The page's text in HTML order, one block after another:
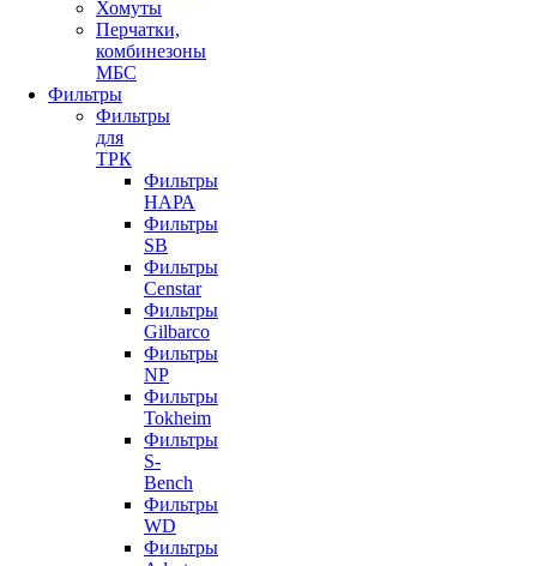
Хомуты
Перчатки,
комбинезоны
МБС
Фильтры
Фильтры
для
ТРК
Фильтры
НАРА
Фильтры
SB
Фильтры
Censtar
Фильтры
Gilbarco
Фильтры
NP
Фильтры
Tokheim
Фильтры
S-
Bench
Фильтры
WD
Фильтры